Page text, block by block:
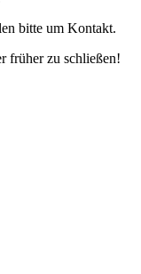
bitte um Kontakt.
früher zu schließen!